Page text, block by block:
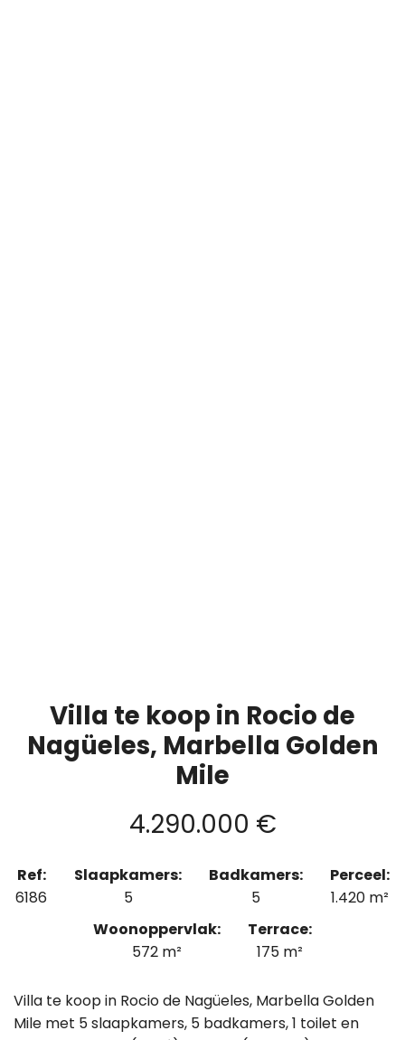
Villa te koop in Rocio de
Nagüeles, Marbella Golden
Mile
4.290.000 €
Ref:
6186
Slaapkamers:
5
Badkamers:
5
Perceel:
1.420 m²
Woonoppervlak:
572 m²
Terrace:
175 m²
Villa te koop in Rocio de Nagüeles, Marbella Golden
Mile met 5 slaapkamers, 5 badkamers, 1 toilet en